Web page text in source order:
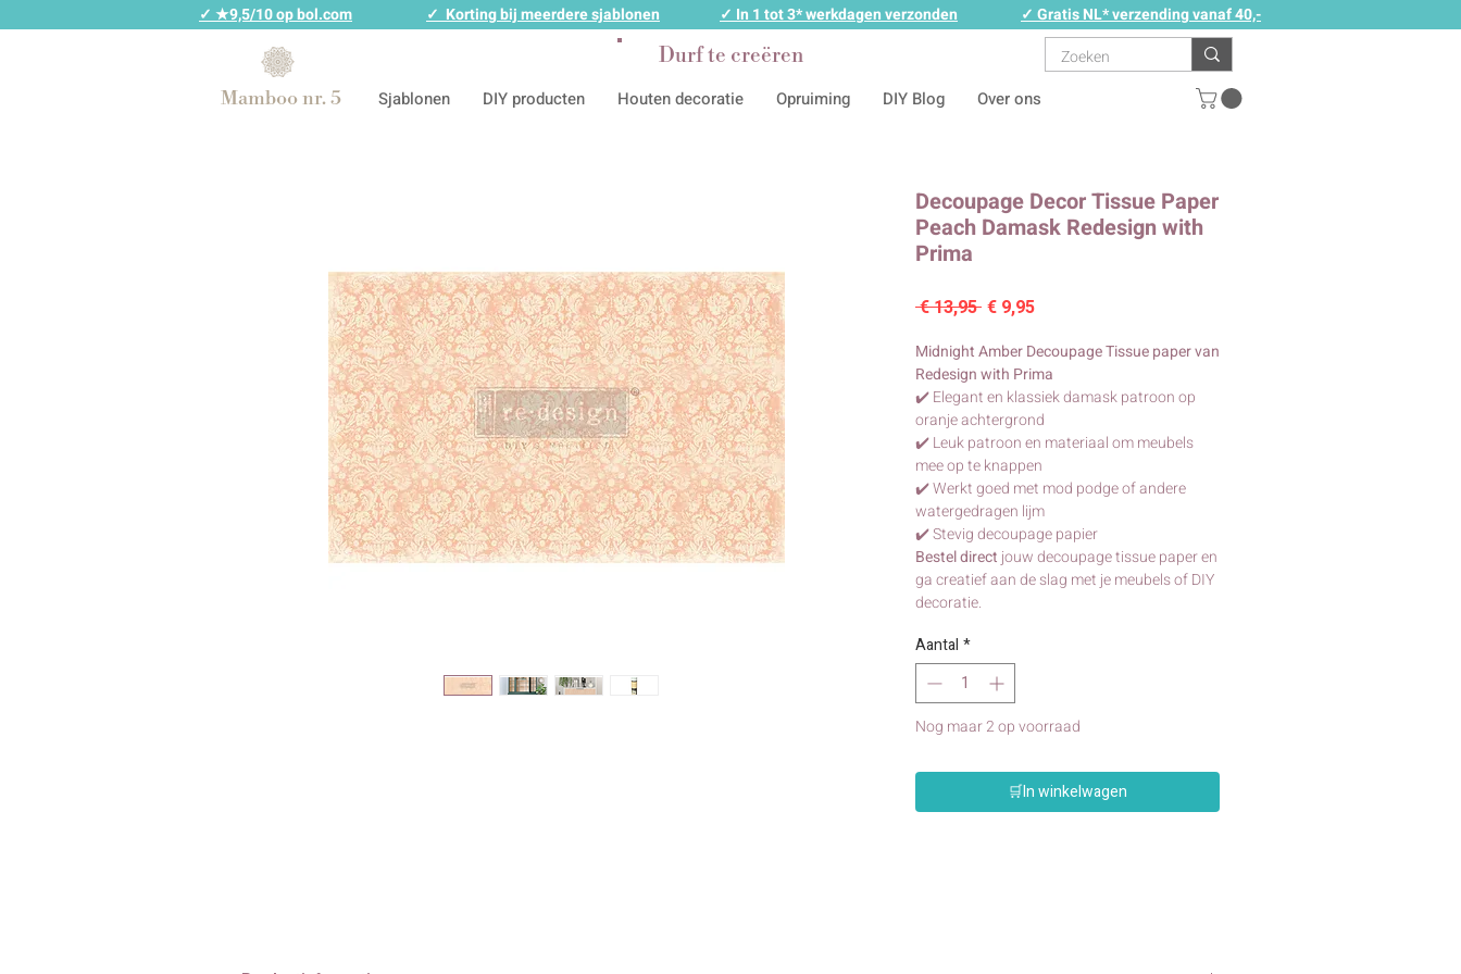
✓ ★9,5/10 op bol.com ✓ Korting bij meerdere sjablonen ✓ In 1 tot 3* werkdagen verzonden ✓ Gratis NL* verzending vanaf 40,-
Mamboo nr. 5
Durf te creëren
Sjablonen DIY producten Houten decoratie Opruiming DIY Blog Over ons
Decoupage Decor Tissue Paper
Peach Damask Redesign with
Prima
€ 13,95 Normale
€ 9,95Verkoopprijs
Midnight Amber Decoupage Tissue paper van
Redesign with Prima
✔️ Elegant en klassiek damask patroon op
oranje achtergrond
✔️ Leuk patroon en materiaal om meubels
mee op te knappen
✔️ Werkt goed met mod podge of andere
watergedragen lijm
✔️ Stevig decoupage papier
Bestel direct jouw decoupage tissue paper en
ga creatief aan de slag met je meubels of DIY
decoratie.
Aantal *
Nog maar 2 op voorraad
🛒In winkelwagen